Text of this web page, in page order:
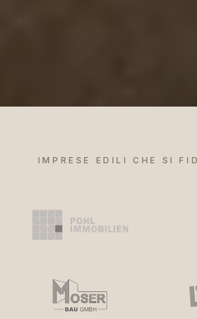
IMPRESE EDILI CHE SI